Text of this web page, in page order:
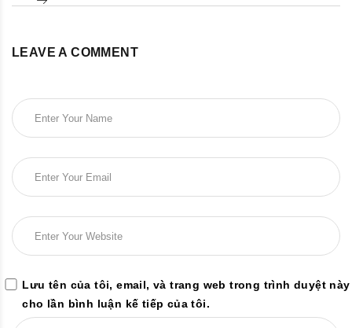
LEAVE A COMMENT
Lưu tên của tôi, email, và trang web trong trình duyệt này
cho lần bình luận kế tiếp của tôi.